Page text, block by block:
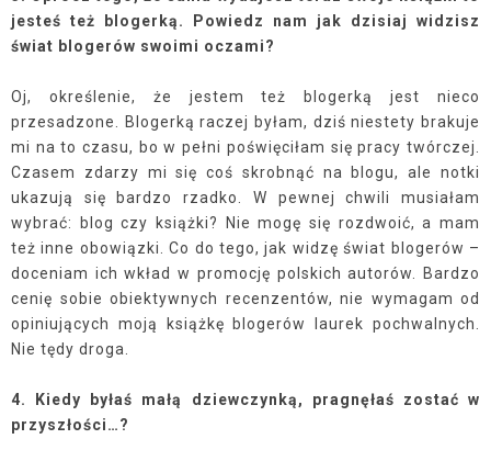
jesteś też blogerką. Powiedz nam jak dzisiaj widzisz
świat blogerów swoimi oczami?
Oj, określenie, że jestem też blogerką jest nieco
przesadzone. Blogerką raczej byłam, dziś niestety brakuje
mi na to czasu, bo w pełni poświęciłam się pracy twórczej.
Czasem zdarzy mi się coś skrobnąć na blogu, ale notki
ukazują się bardzo rzadko. W pewnej chwili musiałam
wybrać: blog czy książki? Nie mogę się rozdwoić, a mam
też inne obowiązki. Co do tego, jak widzę świat blogerów –
doceniam ich wkład w promocję polskich autorów. Bardzo
cenię sobie obiektywnych recenzentów, nie wymagam od
opiniujących moją książkę blogerów laurek pochwalnych.
Nie tędy droga.
4. Kiedy byłaś małą dziewczynką, pragnęłaś zostać w
przyszłości…?